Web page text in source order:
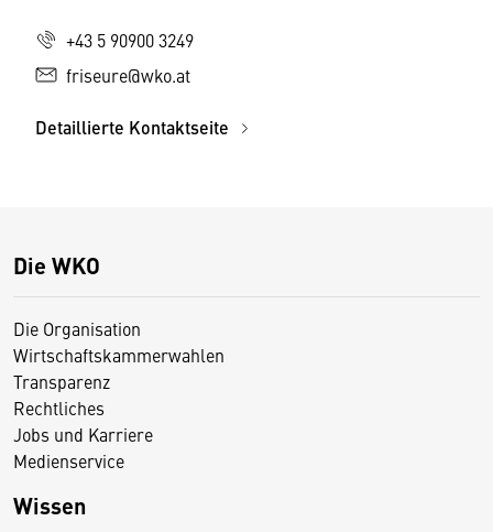
+43 5 90900 3249
friseure@wko.at
Detaillierte Kontaktseite
Die WKO
Die Organisation
Wirtschaftskammerwahlen
Transparenz
Rechtliches
Jobs und Karriere
Medienservice
Wissen